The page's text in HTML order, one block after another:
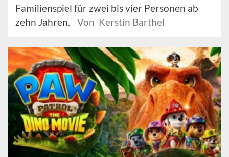
Familienspiel für zwei bis vier Personen ab
zehn Jahren.
Von Kerstin Barthel